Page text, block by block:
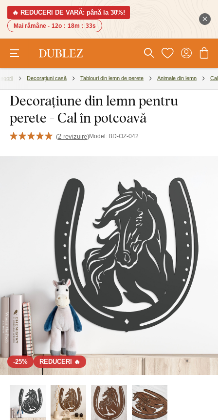
🔥 REDUCERI DE VARĂ: până la 30%!
Mai rămâne - 12o : 18m : 32s
Decorațiuni casă Tablouri din lemn de perete Animale din lemn Cal
Decorațiune din lemn pentru
perete - Cal în potcoavă
(2 revizuire)Model: BD-OZ-042
-25% REDUCERI 🔥